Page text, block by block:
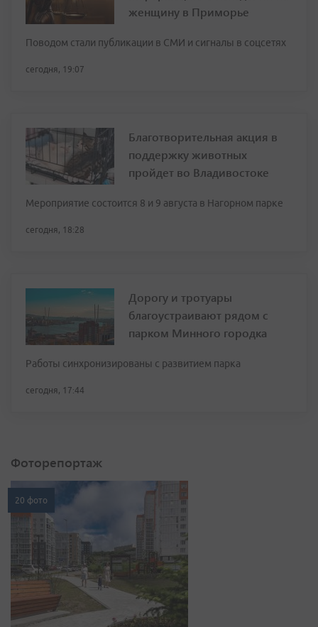
женщину в Приморье
Поводом стали публикации в СМИ и сигналы в соцсетях
сегодня, 19:07
Благотворительная акция в
поддержку животных
пройдет во Владивостоке
Мероприятие состоится 8 и 9 августа в Нагорном парке
сегодня, 18:28
Дорогу и тротуары
благоустраивают рядом с
парком Минного городка
Работы синхронизированы с развитием парка
сегодня, 17:44
Фоторепортаж
20 фото